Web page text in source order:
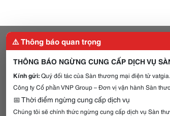
⚠️ Thông báo quan trọng
THÔNG BÁO NGỪNG CUNG CẤP DỊCH VỤ
Kính gửi:Quý đối tác của Sàn thương mại điện tử
Công ty Cổ phần VNP Group – Đơn vị vận hành Sàn
📅 Thời điểm ngừng cung cấp dịch vụ
Chúng tôi sẽ chính thức ngừng cung cấp dịch vụ Sàn